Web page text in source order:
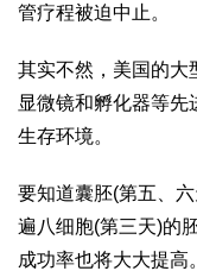
管疗程被迫中止。
其实不然，美国的大
显微镜和孵化器等先
生存环境。
要知道囊胚(第五、
遍八细胞(第三天)的
成功率也将大大提高。